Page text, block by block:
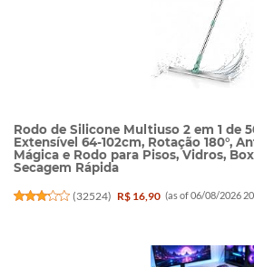
Rodo de Silicone Multiuso 2 em 1 de
Extensível 64-102cm, Rotação 180°,
Mágica e Rodo para Pisos, Vidros,
Secagem Rápida
(32524) R$ 16,90 (as of 06/08/2026